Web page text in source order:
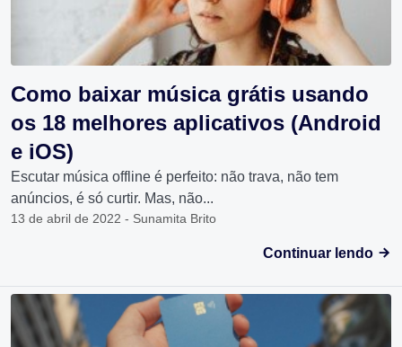
Como baixar música grátis usando
os 18 melhores aplicativos (Android
e iOS)
Escutar música offline é perfeito: não trava, não tem
anúncios, é só curtir. Mas, não...
13 de abril de 2022 - Sunamita Brito
Continuar lendo